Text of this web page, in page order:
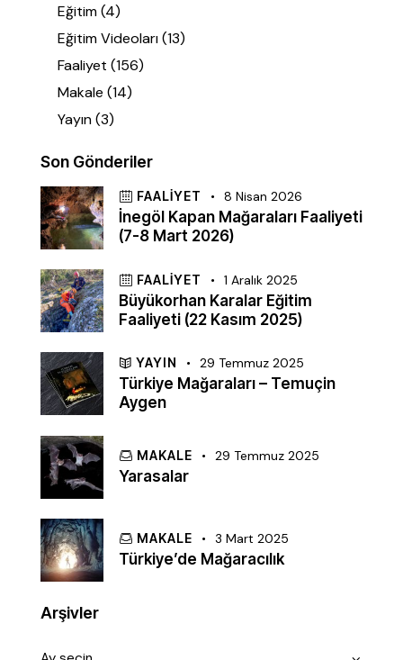
Eğitim(4)
Eğitim Videoları(13)
Faaliyet (156)
Makale (14)
Yayın(3)
Son Gönderiler
FAALIYET 8 Nisan 2026
İnegöl Kapan Mağaraları Faaliyeti
(7-8 Mart 2026)
FAALIYET 1 Aralık 2025
Büyükorhan Karalar Eğitim
Faaliyeti (22 Kasım 2025)
YAYIN 29 Temmuz 2025
Türkiye Mağaraları – Temuçin
Aygen
MAKALE 29 Temmuz 2025
Yarasalar
MAKALE 3 Mart 2025
Türkiye’de Mağaracılık
Arşivler